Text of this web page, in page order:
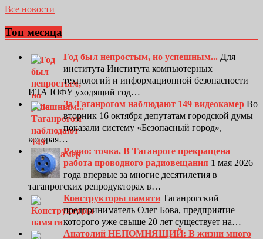
Все новости
Топ месяца
Год был непростым, но успешным... Для
института Института компьютерных
технологий и информационной безопасности
ИТА ЮФУ уходящий год…
За Таганрогом наблюдают 149 видеокамер Во
вторник 16 октября депутатам городской думы
показали систему «Безопасный город»,
которая…
Радио: точка. В Таганроге прекращена
работа проводного радиовещания 1 мая 2026
года впервые за многие десятилетия в
таганрогских репродукторах в…
Конструкторы памяти Таганрогский
предприниматель Олег Бова, предприятие
которого уже свыше 20 лет существует на…
Анатолий НЕПОМНЯЩИЙ: В жизни много